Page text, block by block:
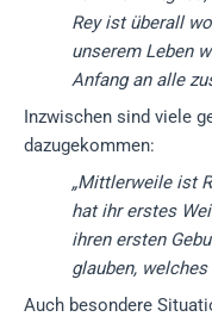
Rey ist überall
unserem Leben
Anfang an alle
Inzwischen sind viele
dazugekommen:
„Mittlerweile ist
hat ihr erstes
ihren ersten
glauben,
Auch besondere